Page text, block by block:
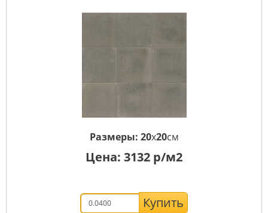
Размеры: 20x20см
Цена: 3132 р/м2
Купить